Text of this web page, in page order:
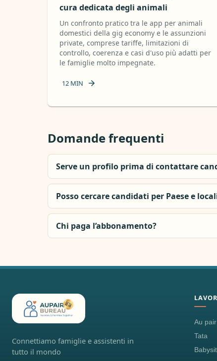
cura dedicata degli animali
Un confronto pratico tra le app per animali
domestici della gig economy e le assunzioni
private, comprese tariffe, limitazioni di
controllo, coerenza e casi d'uso più adatti per
le famiglie molto impegnate.
12 MIN
Domande frequenti
Serve un profilo prima di contattare
Posso cercare candidati per Paese e
Chi paga l’abbonamento?
Connettiamo famiglie e assistenti in
tutto il mondo
Au pair
Tata